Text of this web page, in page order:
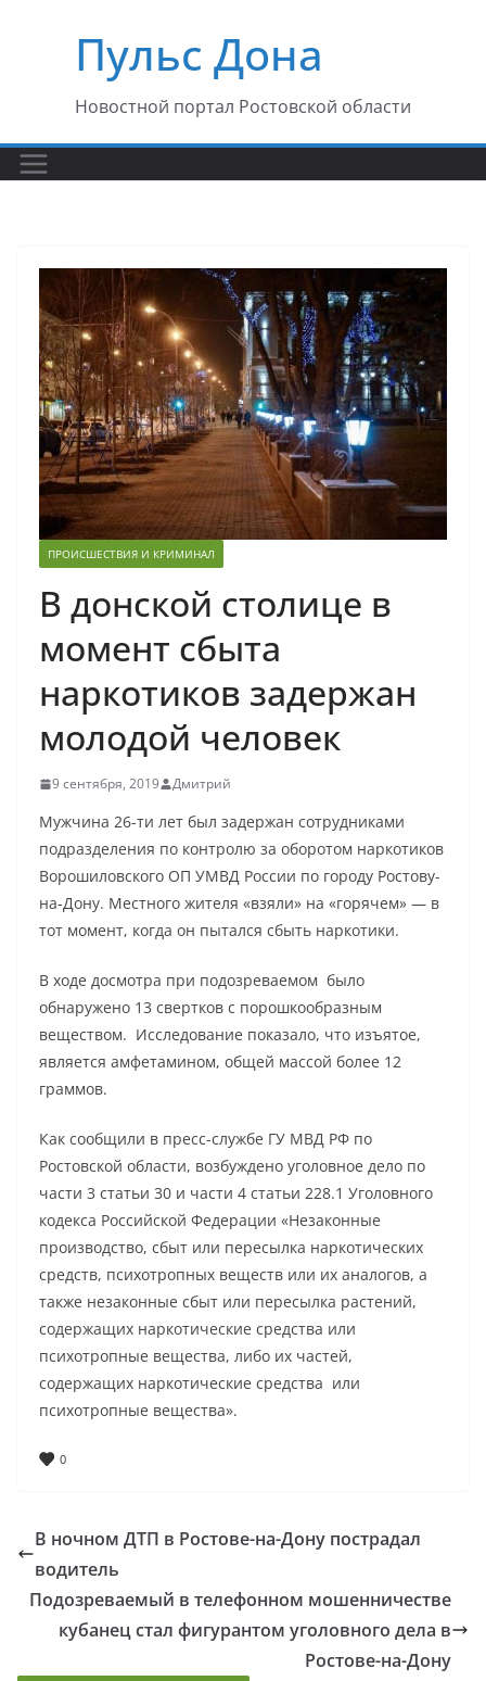
содержимомуПульс Дона
Новостной портал Ростовской области
ПРОИСШЕСТВИЯ И КРИМИНАЛ
В донской столице в
момент сбыта
наркотиков задержан
молодой человек
9 сентября, 2019 Дмитрий
Мужчина 26-ти лет был задержан сотрудниками
подразделения по контролю за оборотом наркотиков
Ворошиловского ОП УМВД России по городу Ростову-
на-Дону. Местного жителя «взяли» на «горячем» — в
тот момент, когда он пытался сбыть наркотики.
В ходе досмотра при подозреваемом было
обнаружено 13 свертков с порошкообразным
веществом. Исследование показало, что изъятое,
является амфетамином, общей массой более 12
граммов.
Как сообщили в пресс-службе ГУ МВД РФ по
Ростовской области, возбуждено уголовное дело по
части 3 статьи 30 и части 4 статьи 228.1 Уголовного
кодекса Российской Федерации «Незаконные
производство, сбыт или пересылка наркотических
средств, психотропных веществ или их аналогов, а
также незаконные сбыт или пересылка растений,
содержащих наркотические средства или
психотропные вещества, либо их частей,
содержащих наркотические средства или
психотропные вещества».
0
В ночном ДТП в Ростове-на-Дону пострадал
водитель
Подозреваемый в телефонном мошенничестве
кубанец стал фигурантом уголовного дела в
Ростове-на-Дону